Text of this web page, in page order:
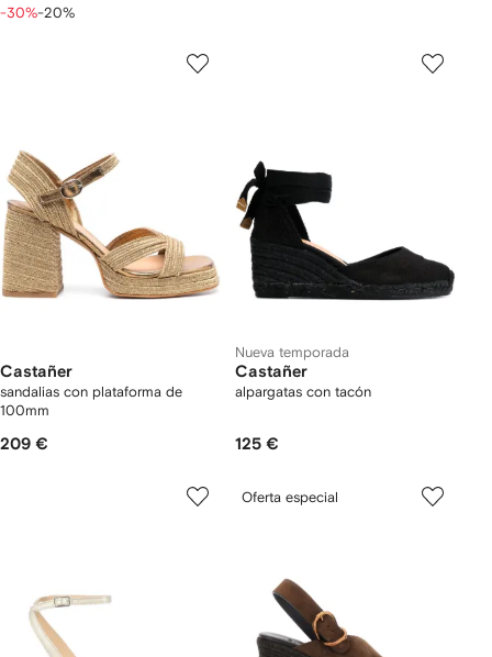
-30%-20%
Castañer
sandalias con plataforma de
100mm
209 €
Nueva temporada
Castañer
alpargatas con tacón
125 €
Oferta especial